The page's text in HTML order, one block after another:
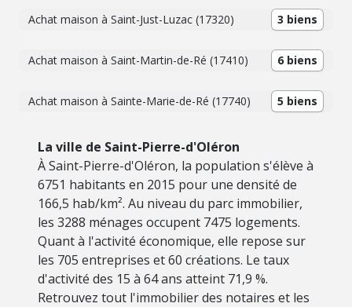
Achat maison à Saint-Just-Luzac (17320) 3 biens
Achat maison à Saint-Martin-de-Ré (17410) 6 biens
Achat maison à Sainte-Marie-de-Ré (17740) 5 biens
La ville de Saint-Pierre-d'Oléron
À Saint-Pierre-d'Oléron, la population s'élève à
6751 habitants en 2015 pour une densité de
166,5 hab/km². Au niveau du parc immobilier,
les 3288 ménages occupent 7475 logements.
Quant à l'activité économique, elle repose sur
les 705 entreprises et 60 créations. Le taux
d'activité des 15 à 64 ans atteint 71,9 %.
Retrouvez tout l'immobilier des notaires et les